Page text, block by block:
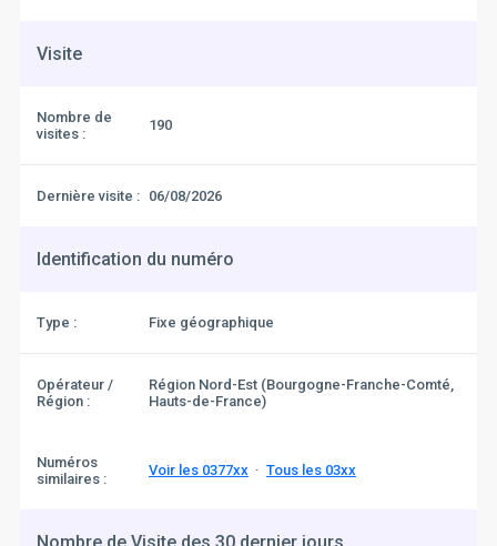
Visite
Nombre de
visites :
190
Dernière visite : 06/08/2026
Identification du numéro
Type : Fixe géographique
Opérateur /
Région :
Région Nord-Est (Bourgogne-Franche-Comté,
Hauts-de-France)
Numéros
similaires :
Voir les 0377xx· Tous les 03xx